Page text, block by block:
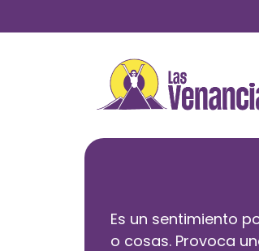
al
Es un sentimiento
o cosas. Provoca